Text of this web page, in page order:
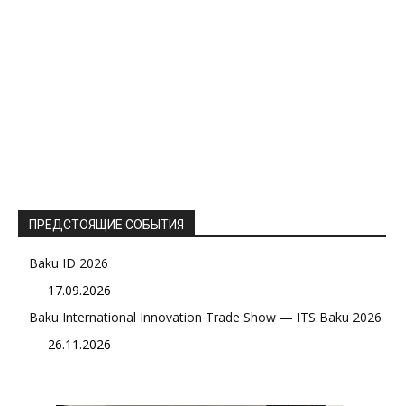
ПРЕДСТОЯЩИЕ СОБЫТИЯ
Baku ID 2026
17.09.2026
Baku International Innovation Trade Show — ITS Baku 2026
26.11.2026